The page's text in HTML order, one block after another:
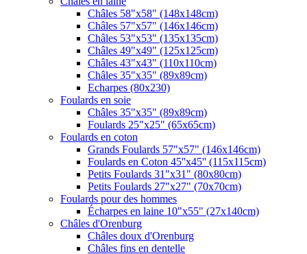
Châles 58"x58" (148x148cm)
Châles 57"x57" (146x146cm)
Châles 53"x53" (135x135cm)
Châles 49"x49" (125x125cm)
Châles 43"x43" (110x110cm)
Châles 35"x35" (89x89cm)
Echarpes (80х230)
Foulards en soie
Châles 35"x35" (89x89cm)
Foulards 25"x25" (65x65cm)
Foulards en coton
Grands Foulards 57"x57" (146x146cm)
Foulards en Coton 45''x45'' (115x115cm)
Petits Foulards 31"x31" (80x80cm)
Petits Foulards 27"x27" (70x70cm)
Foulards pour des hommes
Écharpes en laine 10"x55" (27x140cm)
Châles d'Orenburg
Châles doux d'Orenburg
Châles fins en dentelle